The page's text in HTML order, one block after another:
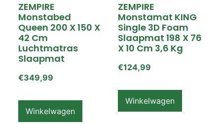
ZEMPIRE
Monstabed
Queen 200 X 150 X
42 Cm
Luchtmatras
Slaapmat
€349,99
Winkelwagen
ZEMPIRE
Monstamat KING
Single 3D Foam
Slaapmat 198 X 76
X 10 Cm 3,6 Kg
€124,99
Winkelwagen